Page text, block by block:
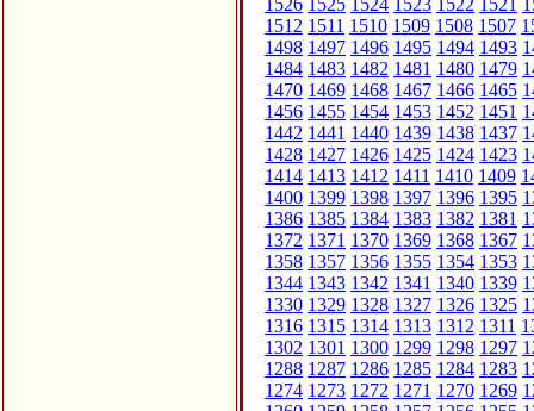
1526 1525 1524 1523 1522 1521
1512 1511 1510 1509 1508 1507
1498 1497 1496 1495 1494 1493
1484 1483 1482 1481 1480 1479
1470 1469 1468 1467 1466 1465
1456 1455 1454 1453 1452 1451
1442 1441 1440 1439 1438 1437
1428 1427 1426 1425 1424 1423
1414 1413 1412 1411 1410 1409
1400 1399 1398 1397 1396 1395
1386 1385 1384 1383 1382 1381
1372 1371 1370 1369 1368 1367
1358 1357 1356 1355 1354 1353
1344 1343 1342 1341 1340 1339
1330 1329 1328 1327 1326 1325
1316 1315 1314 1313 1312 1311
1302 1301 1300 1299 1298 1297
1288 1287 1286 1285 1284 1283
1274 1273 1272 1271 1270 1269